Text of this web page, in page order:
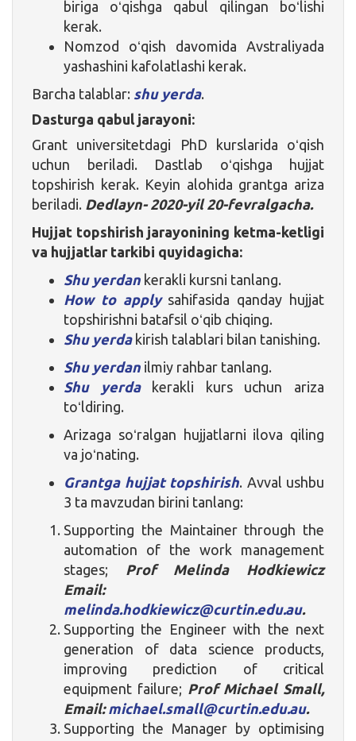
biriga oʻqishga qabul qilingan boʻlishi
kerak.
Nomzod oʻqish davomida Avstraliyada
yashashini kafolatlashi kerak.
Barcha talablar: shu yerda.
Dasturga qabul jarayoni:
Grant universitetdagi PhD kurslarida oʻqish
uchun beriladi. Dastlab oʻqishga hujjat
topshirish kerak. Keyin alohida grantga ariza
beriladi. Dedlayn- 2020-yil 20-fevralgacha.
Hujjat topshirish jarayonining ketma-ketligi
va hujjatlar tarkibi quyidagicha:
Shu yerdan kerakli kursni tanlang.
How to applysahifasida qanday hujjat
topshirishni batafsil oʻqib chiqing.
Shu yerdakirish talablari bilan tanishing.
Shu yerdan ilmiy rahbar tanlang.
Shu yerdakerakli kurs uchun ariza
toʻldiring.
Arizaga soʻralgan hujjatlarni ilova qiling
va joʻnating.
Grantga hujjat topshirish. Avval ushbu
3 ta mavzudan birini tanlang:
Supporting the Maintainer through the
automation of the work management
stages; Prof Melinda Hodkiewicz
Email:
melinda.hodkiewicz@curtin.edu.au.
Supporting the Engineer with the next
generation of data science products,
improving prediction of critical
equipment failure; Prof Michael Small,
Email: michael.small@curtin.edu.au.
Supporting the Manager by optimising